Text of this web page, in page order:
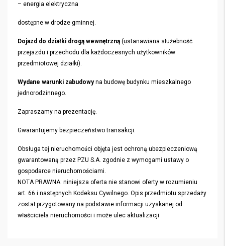
– energia elektryczna
dostępne w drodze gminnej.
Dojazd do działki drogą wewnętrzną (ustanawiana służebność
przejazdu i przechodu dla każdoczesnych użytkowników
przedmiotowej działki).
Wydane warunki zabudowyna budowę budynku mieszkalnego
jednorodzinnego.
Zapraszamy na prezentację.
Gwarantujemy bezpieczeństwo transakcji.
Obsługa tej nieruchomości objęta jest ochroną ubezpieczeniową
gwarantowaną przez PZU S.A. zgodnie z wymogami ustawy o
gospodarce nieruchomościami.
NOTA PRAWNA: niniejsza oferta nie stanowi oferty w rozumieniu
art. 66 i następnych Kodeksu Cywilnego. Opis przedmiotu sprzedaży
został przygotowany na podstawie informacji uzyskanej od
właściciela nieruchomości i może ulec aktualizacji